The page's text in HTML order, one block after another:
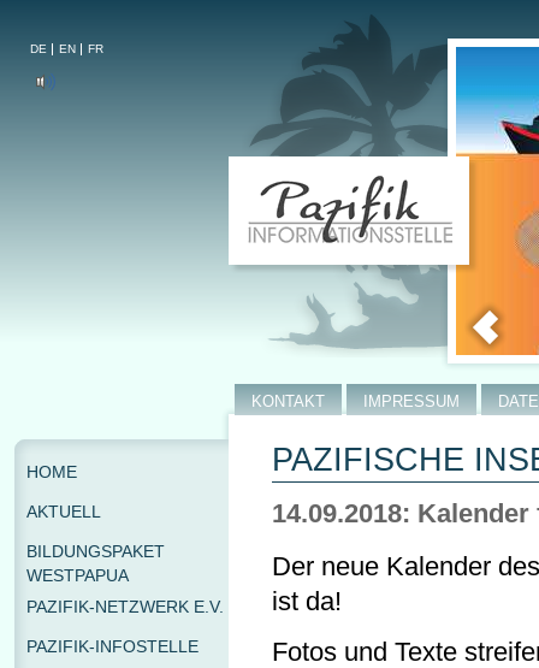
DE EN FR
PAZIFISCHE
14.09.2018:
Der neue Kalender
ist da!
Fotos und Texte
KONTAKT IMPRESSUM
HOME
AKTUELL
BILDUNGSPAKET
WESTPAPUA
PAZIFIK-NETZWERK E.V.
PAZIFIK-INFOSTELLE